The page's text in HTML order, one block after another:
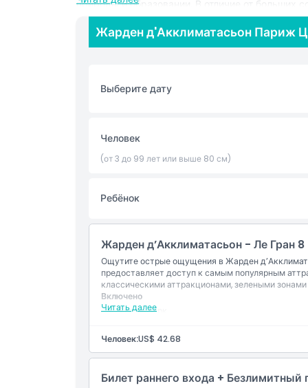
природы и образовании. В отличие от больших
Менажерии позволяет легко исследовать
животными. Посетители могут принять участие
сотрудники зоопарка делятся увлекательной
архитектуру XIX века, включая
для птиц, что добавляет культурного
детьми, любителей животных или всех, кто
где наследие, дикая природа и
Политика в отношении детей и взрослых
Исключения
Дополнительный аддон
Не подходит для
Жарден д'Акклиматасьон Париж
Выберите дату
Человек
(от 3 до 99 лет или выше 80 см)
Ребёнок
Жарден д’Акклиматасьон - Ле Гран 8
Ощутите острые ощущения в Жарден
предоставляет доступ к самым популярным
классическими аттракционами, зелеными
Читать далее
Включено
Вход в парк
Человек:US$ 42.68
Билет раннего входа + Безлимитный